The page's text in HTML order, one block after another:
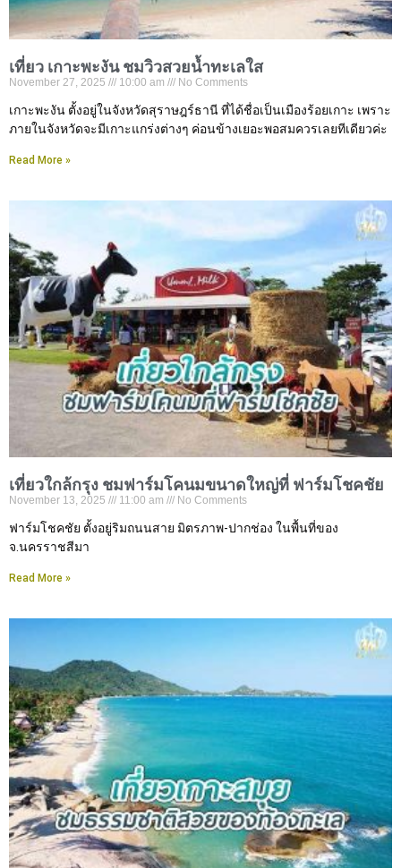
เที่ยว เกาะพะงัน ชมวิวสวยน้ำทะเลใส
November 27, 2025 10:00 am No Comments
เกาะพะงัน ตั้งอยู่ในจังหวัดสุราษฎร์ธานี ที่ได้ชื่อเป็นเมืองร้อยเกาะ เพราะ
ภายในจังหวัดจะมีเกาะแกร่งต่างๆ ค่อนข้างเยอะพอสมควรเลยทีเดียวค่ะ
Read More »
เที่ยวใกล้กรุง ชมฟาร์มโคนมขนาดใหญ่ที่ ฟาร์มโชคชัย
November 13, 2025 11:00 am No Comments
ฟาร์มโชคชัย ตั้งอยู่ริมถนนสาย มิตรภาพ-ปากช่อง ในพื้นที่ของ
จ.นครราชสีมา
Read More »